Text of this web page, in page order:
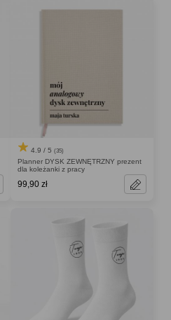
4.9 / 5 (35)
Planner DYSK ZEWNĘTRZNY prezent
dla koleżanki z pracy
99,90 zł